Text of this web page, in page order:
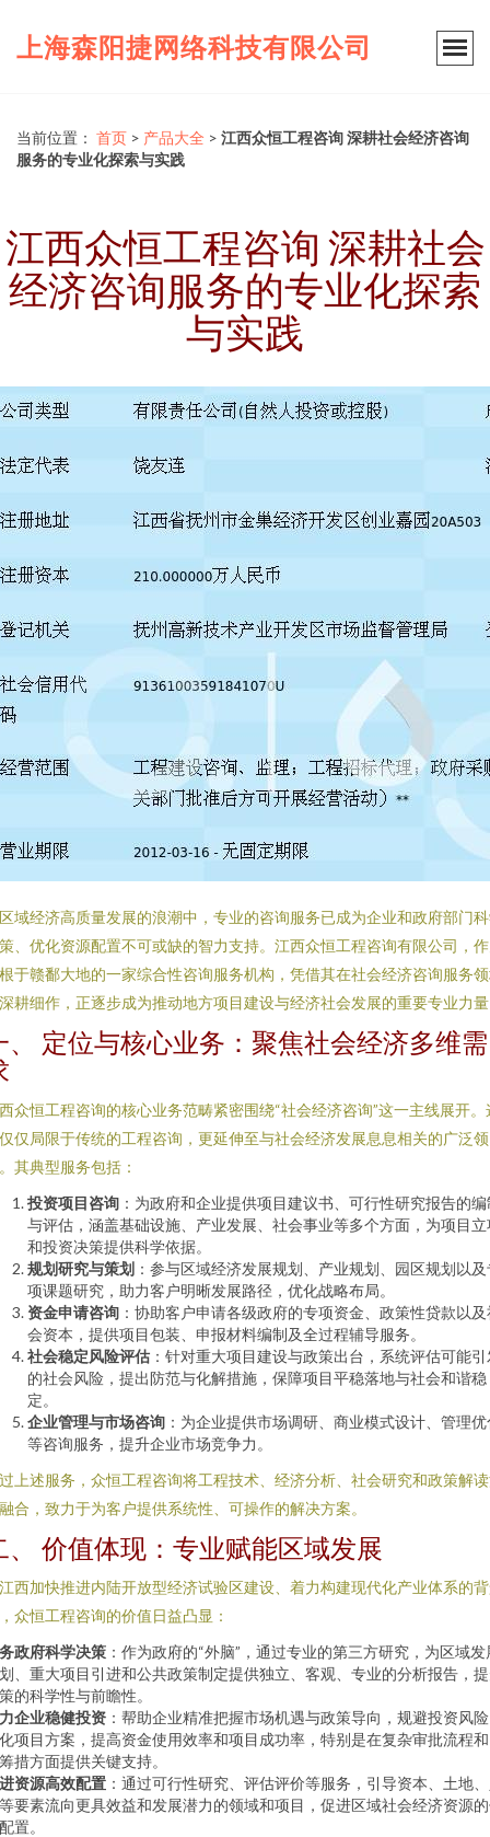
上海森阳捷网络科技有限公司
当前位置： 首页 > 产品大全 > 江西众恒工程咨询 深耕社会经济咨询
服务的专业化探索与实践
江西众恒工程咨询 深耕社会
经济咨询服务的专业化探索
与实践
域经济高质量发展的浪潮中，专业的咨询服务已成为企业和政府部门
、优化资源配置不可或缺的智力支持。江西众恒工程咨询有限公司，
于赣鄱大地的一家综合性咨询服务机构，凭借其在社会经济咨询服务
耕细作，正逐步成为推动地方项目建设与经济社会发展的重要专业力
、 定位与核心业务：聚焦社会经济多维需
众恒工程咨询的核心业务范畴紧密围绕“社会经济咨询”这一主线展开。
仅局限于传统的工程咨询，更延伸至与社会经济发展息息相关的广泛领
其典型服务包括：
投资项目咨询 ：为政府和企业提供项目建议书、可行性研究报告的编
与评估，涵盖基础设施、产业发展、社会事业等多个方面，为项目立
和投资决策提供科学依据。
规划研究与策划 ：参与区域经济发展规划、产业规划、园区规划以及
项课题研究，助力客户明晰发展路径，优化战略布局。
资金申请咨询 ：协助客户申请各级政府的专项资金、政策性贷款以及
会资本，提供项目包装、申报材料编制及全过程辅导服务。
社会稳定风险评估 ：针对重大项目建设与政策出台，系统评估可能
的社会风险，提出防范与化解措施，保障项目平稳落地与社会和谐稳
定。
企业管理与市场咨询 ：为企业提供市场调研、商业模式设计、管理
等咨询服务，提升企业市场竞争力。
上述服务，众恒工程咨询将工程技术、经济分析、社会研究和政策解
合，致力于为客户提供系统性、可操作的解决方案。
、 价值体现：专业赋能区域发展
西加快推进内陆开放型经济试验区建设、着力构建现代化产业体系的
众恒工程咨询的价值日益凸显：
政府科学决策 ：作为政府的“外脑”，通过专业的第三方研究，为区域发
、重大项目引进和公共政策制定提供独立、客观、专业的分析报告，
的科学性与前瞻性。
企业稳健投资 ：帮助企业精准把握市场机遇与政策导向，规避投资风
项目方案，提高资金使用效率和项目成功率，特别是在复杂审批流程
措方面提供关键支持。
资源高效配置 ：通过可行性研究、评估评价等服务，引导资本、土地
要素流向更具效益和发展潜力的领域和项目，促进区域社会经济资源
置。